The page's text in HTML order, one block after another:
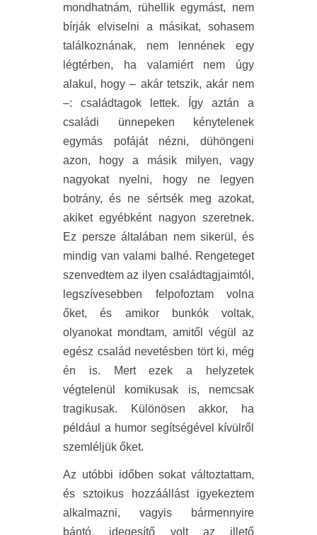
mondhatnám, rühellik egymást, nem
bírják elviselni a másikat, sohasem
találkoznának, nem lennének egy
légtérben, ha valamiért nem úgy
alakul, hogy – akár tetszik, akár nem
–: családtagok lettek. Így aztán a
családi ünnepeken kénytelenek
egymás pofáját nézni, dühöngeni
azon, hogy a másik milyen, vagy
nagyokat nyelni, hogy ne legyen
botrány, és ne sértsék meg azokat,
akiket egyébként nagyon szeretnek.
Ez persze általában nem sikerül, és
mindig van valami balhé. Rengeteget
szenvedtem az ilyen családtagjaimtól,
legszívesebben felpofoztam volna
őket, és amikor bunkók voltak,
olyanokat mondtam, amitől végül az
egész család nevetésben tört ki, még
én is. Mert ezek a helyzetek
végtelenül komikusak is, nemcsak
tragikusak. Különösen akkor, ha
például a humor segítségével kívülről
szemléljük őket.
Az utóbbi időben sokat változtattam,
és sztoikus hozzáállást igyekeztem
alkalmazni, vagyis bármennyire
bántó, idegesítő volt az illető